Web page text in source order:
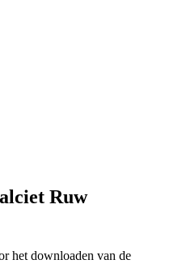
Ruw
het downloaden van de